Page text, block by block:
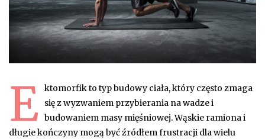
E ktomorfik to typ budowy ciała, który często zmaga
się z wyzwaniem przybierania na wadze i
budowaniem masy mięśniowej. Wąskie ramiona i
długie kończyny mogą być źródłem frustracji dla wielu